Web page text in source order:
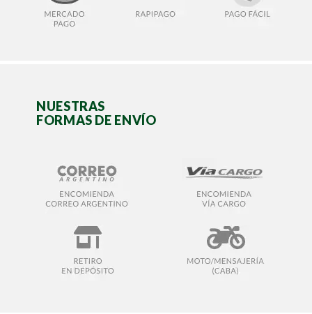
NUESTRAS
FORMAS DE ENVÍO